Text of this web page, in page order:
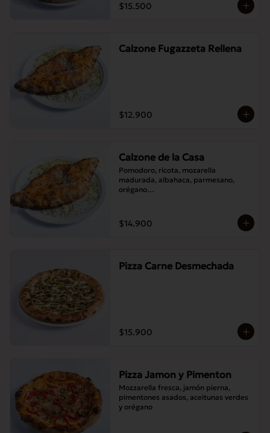
$15.500
Calzone Fugazzeta Rellena
$12.900
Calzone de la Casa
Pomodoro, ricota, mozarella
madurada, albahaca, parmesano,
orégano
Champignones asados,
Berenjenas asadas.
$14.900
Pizza Carne Desmechada
$15.900
Pizza Jamon y Pimenton
Mozzarella fresca, jamón pierna,
pimentones asados, aceitunas verdes
y orégano